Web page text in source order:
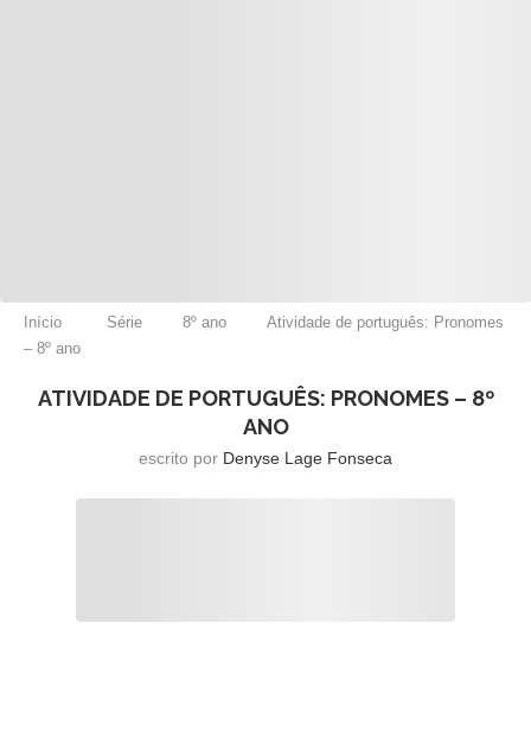
Início Série 8º ano
Atividade de português: Pronomes
– 8º ano
ATIVIDADE DE PORTUGUÊS: PRONOMES – 8º
ANO
escrito por Denyse Lage Fonseca